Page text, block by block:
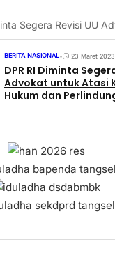
Segera Revisi UU
BERITA NASIONAL• 23 Maret 2023
DPR RI Diminta
Advokat untuk Atasi
Hukum dan